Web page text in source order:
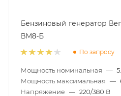
Бензиновый генератор
ВМ8-Б
По запросу
Мощность номинальная —
Мощность максимальная —
Напряжение — 220/380 В